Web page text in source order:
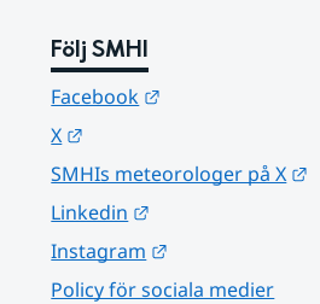
Följ SMHI
Facebook
X
SMHIs meteorologer på X
Linkedin
Instagram
Policy för sociala medier